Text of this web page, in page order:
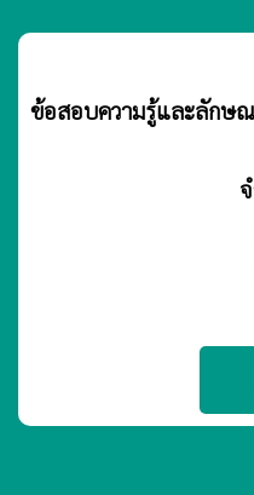
ข้อสอบความรู้และลักษณ